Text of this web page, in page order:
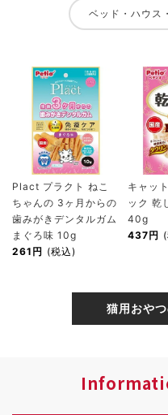
ベッド・ハウス
Plact プラクト ねこ
ちゃんの 3ヶ月からの
歯みがきデンタルガム
まぐろ味 10g
261円 (税込)
キャッ
ック 乾
40g
437円
猫用おや